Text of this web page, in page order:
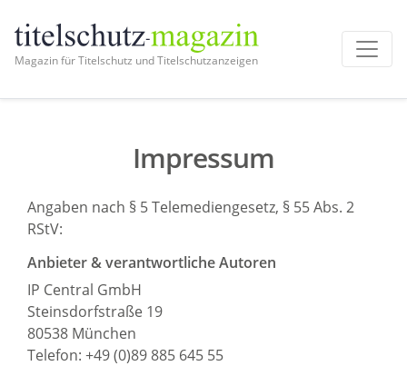
Magazin für Titelschutz und Titelschutzanzeigen
Impressum
Angaben nach § 5 Telemediengesetz, § 55 Abs. 2
RStV:
Anbieter & verantwortliche Autoren
IP Central GmbH
Steinsdorfstraße 19
80538 München
Telefon: +49 (0)89 885 645 55